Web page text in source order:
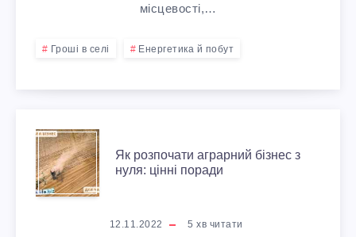
Ь
Й
Н
А
І
В
И
Р
О
І
З
Н
Е
С
місцевості,…
Гроші в селі Енергетика й побут
Я
К
Як розпочати аграрний бізнес з
нуля: цінні поради
12.11.2022 5 хв читати